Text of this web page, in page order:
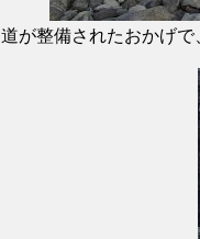
道が整備されたおかげで